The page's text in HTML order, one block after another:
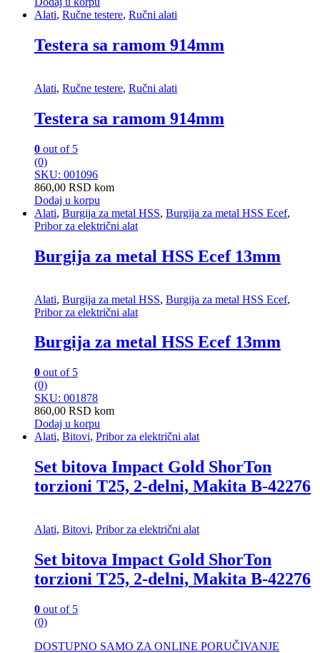
Alati, Ručne testere, Ručni alati
Testera sa ramom 914mm
Alati, Ručne testere, Ručni alati
Testera sa ramom 914mm
0 out of 5
(0)
SKU: 001096
860,00 RSD kom
Dodaj u korpu
Alati, Burgija za metal HSS, Burgija za metal HSS Ecef,
Pribor za električni alat
Burgija za metal HSS Ecef 13mm
Alati, Burgija za metal HSS, Burgija za metal HSS Ecef,
Pribor za električni alat
Burgija za metal HSS Ecef 13mm
0 out of 5
(0)
SKU: 001878
860,00 RSD kom
Dodaj u korpu
Alati, Bitovi, Pribor za električni alat
Set bitova Impact Gold ShorTon
torzioni T25, 2-delni, Makita B-42276
Alati, Bitovi, Pribor za električni alat
Set bitova Impact Gold ShorTon
torzioni T25, 2-delni, Makita B-42276
0 out of 5
(0)
DOSTUPNO SAMO ZA ONLINE PORUČIVANJE